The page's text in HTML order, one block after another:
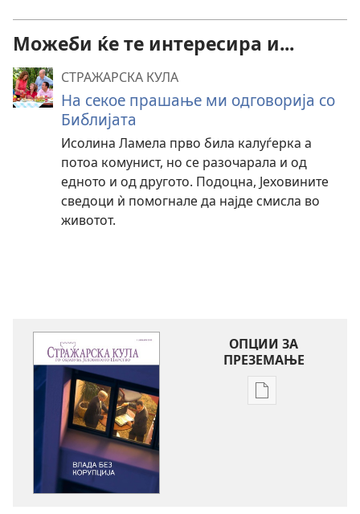
Можеби ќе те интересира и...
СТРАЖАРСКА КУЛА
На секое прашање ми одговорија со
Библијата
Исолина Ламела прво била калуѓерка а
потоа комунист, но се разочарала и од
едното и од другото. Подоцна, Јеховините
сведоци ѝ помогнале да најде смисла во
животот.
ОПЦИИ ЗА
ПРЕЗЕМАЊЕ
Опции